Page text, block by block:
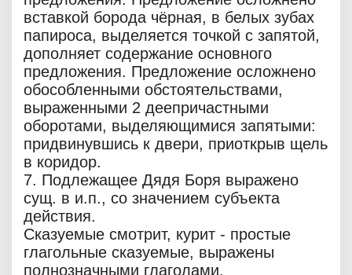
вставкой борода чёрная, в белых зубах
папироса, выделяется точкой с запятой,
дополняет содержание основного
предложения. Предложение осложнено
обособленными обстоятельствами,
выраженными 2 деепричастными
оборотами, выделяющимися запятыми:
придвинувшись к двери, приоткрыв щель
в коридор.
7. Подлежащее Дядя Боря выражено
сущ. в и.п., со значением субъекта
действия.
Сказуемые смотрит, курит - простые
глагольные сказуемые, выражены
полнозначными глаголами.